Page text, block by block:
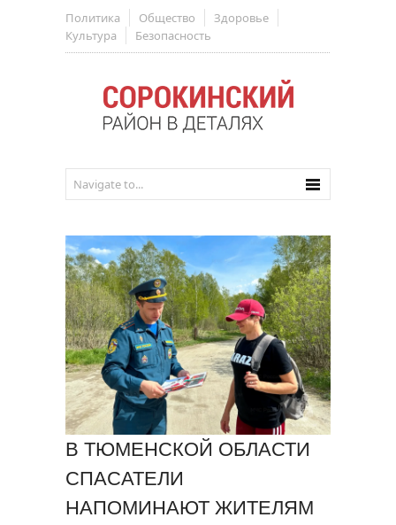
Политика Общество
Здоровье
Культура
Безопасность
В ТЮМЕНСКОЙ ОБЛАСТИ
СПАСАТЕЛИ
НАПОМИНАЮТ ЖИТЕЛЯМ